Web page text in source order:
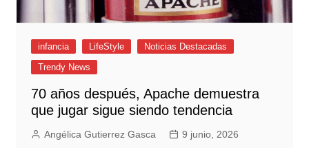
infancia LifeStyle
Noticias Destacadas
Trendy News
70 años después, Apache demuestra
que jugar sigue siendo tendencia
Angélica Gutierrez Gasca 9 junio, 2026